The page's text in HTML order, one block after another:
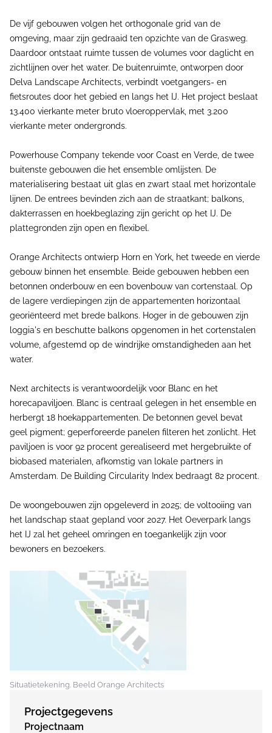
De vijf gebouwen volgen het orthogonale grid van de
omgeving, maar zijn gedraaid ten opzichte van de Grasweg.
Daardoor ontstaat ruimte tussen de volumes voor daglicht en
zichtlijnen over het water. De buitenruimte, ontworpen door
Delva Landscape Architects, verbindt voetgangers- en
fietsroutes door het gebied en langs het IJ. Het project beslaat
13.400 vierkante meter bruto vloeroppervlak, met 3.200
vierkante meter ondergronds.
Powerhouse Company tekende voor Coast en Verde, de twee
buitenste gebouwen die het ensemble omlijsten. De
materialisering bestaat uit glas en zwart staal met horizontale
lijnen. De entrees bevinden zich aan de straatkant; balkons,
dakterrassen en hoekbeglazing zijn gericht op het IJ. De
plattegronden zijn open en flexibel.
Orange Architects ontwierp Horn en York, het tweede en vierde
gebouw binnen het ensemble. Beide gebouwen hebben een
betonnen onderbouw en een bovenbouw van cortenstaal. Op
de lagere verdiepingen zijn de appartementen horizontaal
georiënteerd met brede balkons. Hoger in de gebouwen zijn
loggia's en beschutte balkons opgenomen in het cortenstalen
volume, afgestemd op de windrijke omstandigheden aan het
water.
Next architects is verantwoordelijk voor Blanc en het
horecapaviljoen. Blanc is centraal gelegen in het ensemble en
herbergt 18 hoekappartementen. De betonnen gevel bevat
geel pigment; geperforeerde panelen filteren het zonlicht. Het
paviljoen is voor 92 procent gerealiseerd met hergebruikte of
biobased materialen, afkomstig van lokale partners in
Amsterdam. De Building Circularity Index bedraagt 82 procent.
De woongebouwen zijn opgeleverd in 2025; de voltooiing van
het landschap staat gepland voor 2027. Het Oeverpark langs
het IJ zal het geheel omringen en toegankelijk zijn voor
bewoners en bezoekers.
Situatietekening. Beeld Orange Architects
Projectgegevens
Projectnaam